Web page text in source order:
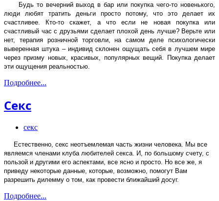
Будь то вечерний выход в бар или покупка чего-то новенького,
люди любят тратить деньги просто потому, что это делает их
счастливее. Кто-то скажет, а что если не новая покупка или
счастливый час с друзьями сделает плохой день лучше? Верьте или
нет, терапия розничной торговли, на самом деле психологически
выверенная штука – индивид склонен ощущать себя в лучшем мире
через призму новых, красивых, популярных вещий. Покупка делает
эти ощущения реальностью.
Подробнее...
Секс
секс
Естественно, секс неотъемлемая часть жизни человека. Мы все
являемся членами клуба любителей секса. И, по большому счету, с
пользой и другими его аспектами, все ясно и просто. Но все же, я
приведу некоторые данные, которые, возможно, помогут Вам
разрешить дилемму о том, как провести ближайший досуг.
Подробнее...